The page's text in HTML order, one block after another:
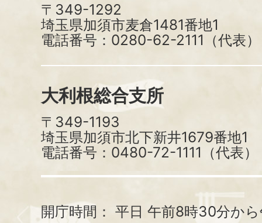
〒349-1292
埼玉県加須市麦倉1481番地1
電話番号：0280-62-2111（代表）
大利根総合支所
〒349-1193
埼玉県加須市北下新井1679番地1
電話番号：0480-72-1111（代表）
開庁時間： 平日 午前8時30分か